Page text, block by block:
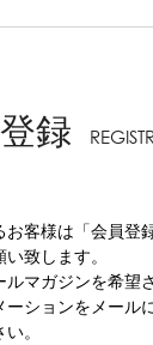
録
客様は「会員登
致します。
マガジンを希望
ションをメール
。